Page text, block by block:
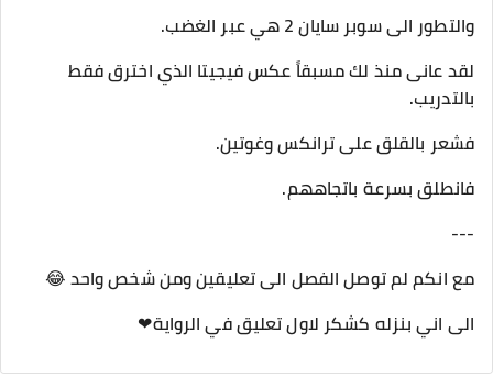
والتطور الى سوبر سايان 2 هي عبر الغضب.
لقد عانى منذ لك مسبقاً عكس فيجيتا الذي اخترق فقط
بالتدريب.
فشعر بالقلق على ترانكس وغوتين.
فانطلق بسرعة باتجاههم.
---
مع انكم لم توصل الفصل الى تعليقين ومن شخص واحد 😂
الى اني بنزله كشكر لاول تعليق في الرواية❤